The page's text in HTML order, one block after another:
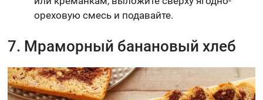
ореховую смесь и подавайте.
7. Мраморный банановый хлеб